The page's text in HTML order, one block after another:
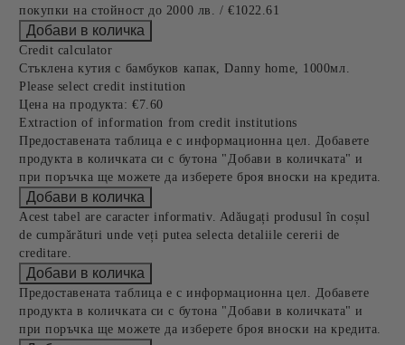
покупки на стойност до 2000 лв. / €1022.61
Credit calculator
Стъклена кутия с бамбуков капак, Danny home, 1000мл.
Please select credit institution
Цена на продукта: €7.60
Extraction of information from credit institutions
Предоставената таблица е с информационна цел. Добавете
продукта в количката си с бутона "Добави в количката" и
при поръчка ще можете да изберете броя вноски на кредита.
Acest tabel are caracter informativ. Adăugați produsul în coșul
de cumpărături unde veți putea selecta detaliile cererii de
creditare.
Предоставената таблица е с информационна цел. Добавете
продукта в количката си с бутона "Добави в количката" и
при поръчка ще можете да изберете броя вноски на кредита.